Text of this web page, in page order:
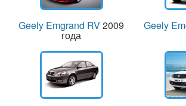
Geely Emgrand RV2009
года
Geely